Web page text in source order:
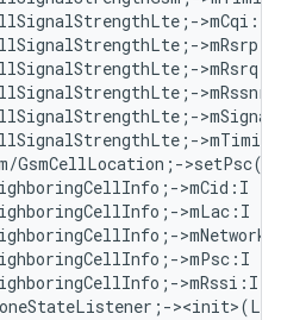
GsmCellLocation;-
>mCid:I
>mLac:I
>mPsc:I